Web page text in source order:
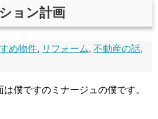
ョン計画
め物件, リフォーム,不動産の話,
僕ですのミナージュの僕です。